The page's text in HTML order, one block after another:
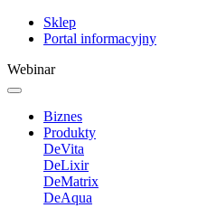
Sklep
Portal informacyjny
Webinar
Biznes
Produkty
DeVita
DeLixir
DeMatrix
DeAqua